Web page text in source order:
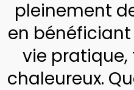
pleinement
en
vie
chaleureux.